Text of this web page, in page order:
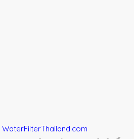
WaterFilterThailand.com